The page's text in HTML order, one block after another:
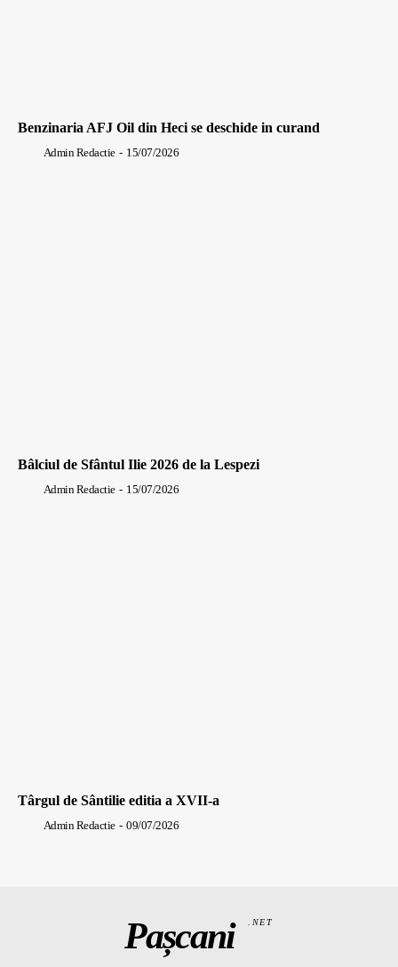
Benzinaria AFJ Oil din Heci se deschide in curand
Admin Redactie - 15/07/2026
Bâlciul de Sfântul Ilie 2026 de la Lespezi
Admin Redactie - 15/07/2026
Târgul de Sântilie editia a XVII-a
Admin Redactie - 09/07/2026
Pașcani .NET